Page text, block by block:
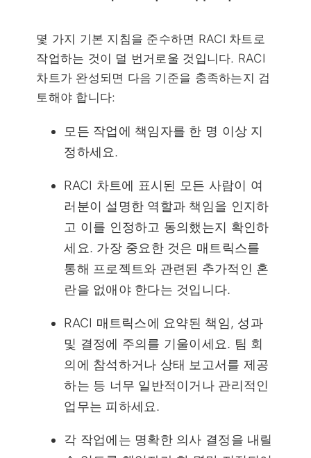
몇 가지 기본 지침을 준수하면 RACI 차트로
작업하는 것이 덜 번거로울 것입니다. RACI
차트가 완성되면 다음 기준을 충족하는지 검
토해야 합니다:
모든 작업에 책임자를 한 명 이상 지
정하세요.
RACI 차트에 표시된 모든 사람이 여
러분이 설명한 역할과 책임을 인지하
고 이를 인정하고 동의했는지 확인하
세요. 가장 중요한 것은 매트릭스를
통해 프로젝트와 관련된 추가적인 혼
란을 없애야 한다는 것입니다.
RACI 매트릭스에 요약된 책임, 성과
및 결정에 주의를 기울이세요. 팀 회
의에 참석하거나 상태 보고서를 제공
하는 등 너무 일반적이거나 관리적인
업무는 피하세요.
각 작업에는 명확한 의사 결정을 내릴